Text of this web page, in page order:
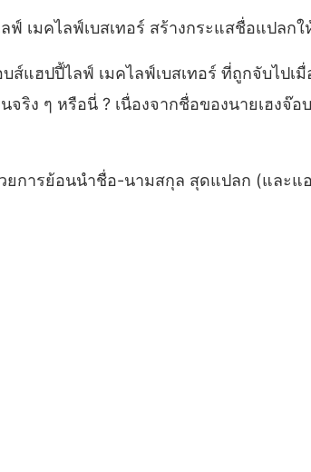
เมคไลฟ์เบสเทอร์ สร้างกระแสชื่อแปลก
แฮปปี้ไลฟ์ เมคไลฟ์เบสเทอร์ ที่ถูกจับไปเ
ริง ๆ หรือนี่ ? เนื่องจากชื่อของนายเฮงจ๊
ยการย้อนนำชื่อ-นามสกุล สุดแปลก (และแ